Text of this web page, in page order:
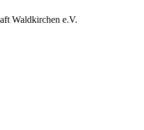
Waldkirchen e.V.